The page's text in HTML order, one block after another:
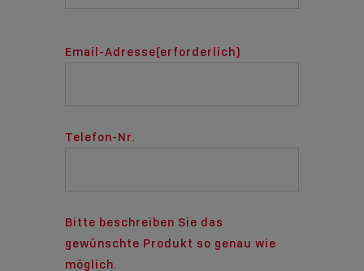
Email-Adresse(erforderlich)
Telefon-Nr.
Bitte beschreiben Sie das
gewünschte Produkt so genau wie
möglich.